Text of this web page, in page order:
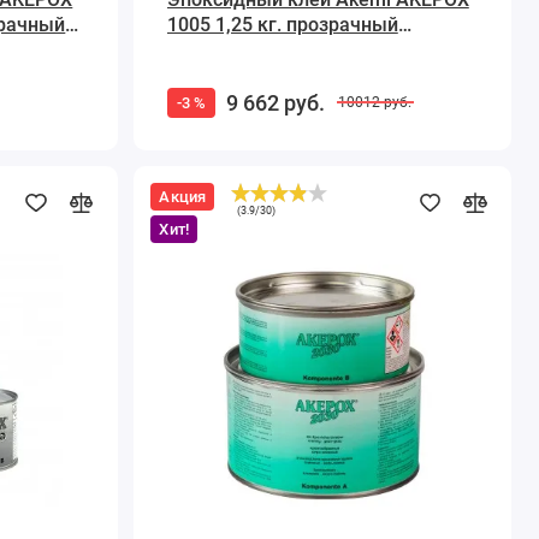
1005 1,25 кг. прозрачный
-3 % 9 662 руб. 10012руб.
Эпоксидный
клей
Akemi
AKEPOX
Акция
Хит!
(3.9/30)